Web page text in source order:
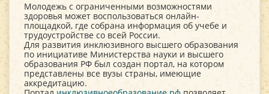
Молодежь с ограниченными возможностями
здоровья может воспользоваться онлайн-
площадкой, где собрана информация об учебе и
трудоустройстве со всей России.
Для развития инклюзивного высшего образования
по инициативе Министерства науки и высшего
образования РФ был создан портал, на котором
представлены все вузы страны, имеющие
аккредитацию.